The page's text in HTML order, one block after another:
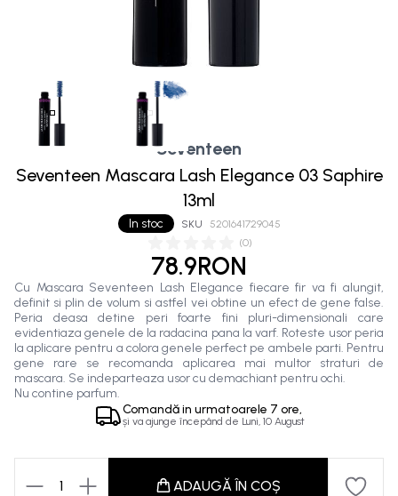
(0)
In stoc SKU 5201641729045
Seventeen
Seventeen Mascara Lash Elegance 03 Saphire
13ml
78.9RON
Cu Mascara Seventeen Lash Elegance fiecare fir va fi alungit,
definit si plin de volum si astfel vei obtine un efect de gene false.
Peria deasa detine peri foarte fini pluri-dimensionali care
evidentiaza genele de la radacina pana la varf. Roteste usor peria
la aplicare pentru a colora genele perfect pe ambele parti. Pentru
gene rare se recomanda aplicarea mai multor straturi de
mascara. Se indeparteaza usor cu demachiant pentru ochi.
Nu contine parfum.
Comandă in urmatoarele 7 ore,
și va ajunge începând de Luni, 10 August
1 ADAUGĂ ÎN COȘ